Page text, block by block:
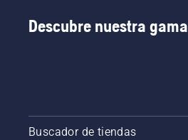
Descubre nuestra gama
Buscador de tiendas